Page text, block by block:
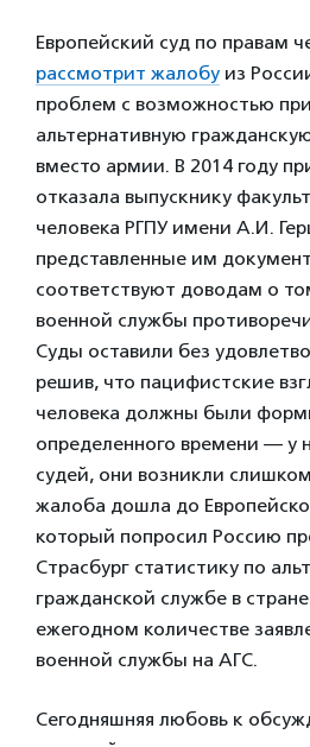
Европейский суд по правам
рассмотрит жалобу из
проблем с возможностью
альтернативную
вместо армии. В 2014 году
отказала выпускнику
человека РГПУ имени А.И.
представленные им
соответствуют доводам о
военной службы
Суды оставили без
решив, что пацифистские
человека должны были
определенного времени — у
судей, они возникли
жалоба дошла до
который попросил Россию
Страсбург статистику по
гражданской службе в
ежегодном количестве
военной службы на АГС.
Сегодняшняя любовь к